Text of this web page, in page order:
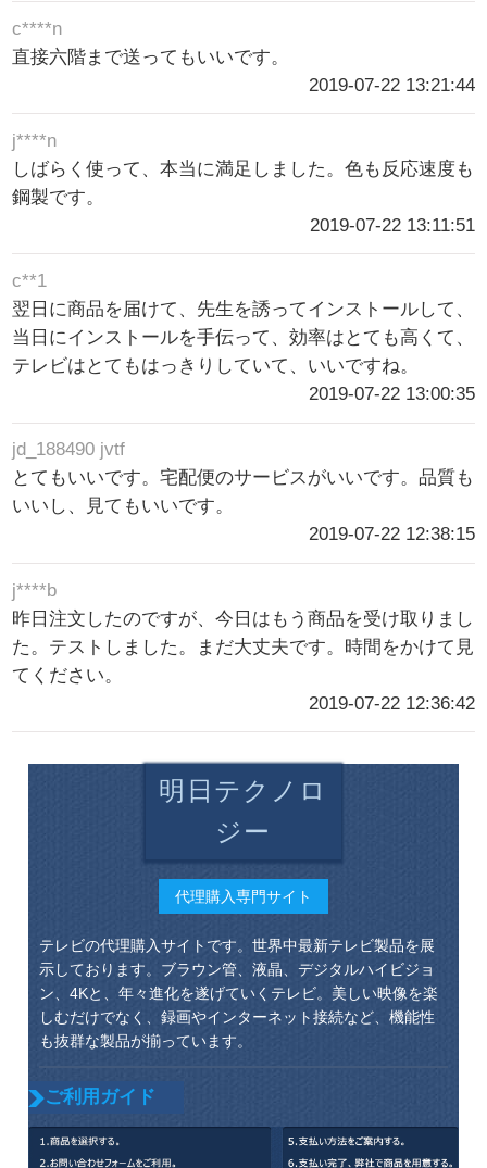
c****n
直接六階まで送ってもいいです。
2019-07-22 13:21:44
j****n
しばらく使って、本当に満足しました。色も反応速度も
鋼製です。
2019-07-22 13:11:51
c**1
翌日に商品を届けて、先生を誘ってインストールして、
当日にインストールを手伝って、効率はとても高くて、
テレビはとてもはっきりしていて、いいですね。
2019-07-22 13:00:35
jd_188490 jvtf
とてもいいです。宅配便のサービスがいいです。品質も
いいし、見てもいいです。
2019-07-22 12:38:15
j****b
昨日注文したのですが、今日はもう商品を受け取りまし
た。テストしました。まだ大丈夫です。時間をかけて見
てください。
2019-07-22 12:36:42
明日テクノロ
ジー
代理購入専門サイト
テレビの代理購入サイトです。世界中最新テレビ製品を展
示しております。ブラウン管、液晶、デジタルハイビジョ
ン、4Kと、年々進化を遂げていくテレビ。美しい映像を楽
しむだけでなく、録画やインターネット接続など、機能性
も抜群な製品が揃っています。
ご利用ガイド